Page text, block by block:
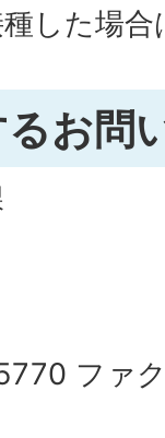
した場
お問
ファ